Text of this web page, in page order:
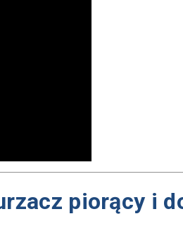
piorący i